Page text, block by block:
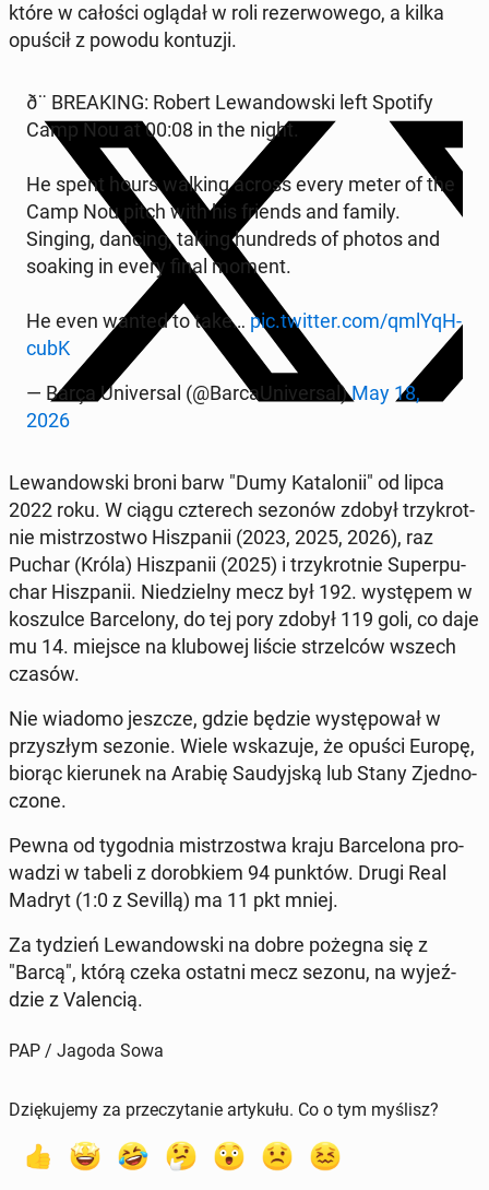
które w całości oglądał w roli re­zer­wo­we­go, a kilka
opuścił z powodu kon­tu­zji.
ð¨ BRE­AKING: Robert Le­wan­dow­ski left Spotify
Camp Nou at 00:08 in the night.
He spent hours walking across every meter of the
Camp Nou pitch with his friends and family.
Singing, dancing, taking hun­dreds of photos and
soaking in every final moment.
He even wanted to take… pic.twitter.com/qm­lY­qH­
cubK
— Barça Uni­ver­sal (@Bar­caU­ni­ver­sal)May 18,
2026
Le­wan­dow­ski broni barw "Dumy Ka­ta­lo­nii" od lipca
2022 roku. W ciągu czte­rech sezonów zdobył trzy­krot­
nie mi­strzo­stwo Hisz­pa­nii (2023, 2025, 2026), raz
Puchar (Króla) Hisz­pa­nii (2025) i trzy­krot­nie Su­per­pu­
char Hisz­pa­nii. Nie­dziel­ny mecz był 192. wy­stę­pem w
ko­szul­ce Bar­ce­lo­ny, do tej pory zdobył 119 goli, co daje
mu 14. miejsce na klu­bo­wej liście strzel­ców wszech
czasów.
Nie wiadomo jeszcze, gdzie będzie wy­stę­po­wał w
przy­szłym sezonie. Wiele wska­zu­je, że opuści Europę,
biorąc kie­ru­nek na Arabię Sau­dyj­ską lub Stany Zjed­no­
czo­ne.
Pewna od ty­go­dnia mi­strzo­stwa kraju Bar­ce­lo­na pro­
wa­dzi w tabeli z do­rob­kiem 94 punktów. Drugi Real
Madryt (1:0 z Sevillą) ma 11 pkt mniej.
Za tydzień Le­wan­dow­ski na dobre pożegna się z
"Barcą", którą czeka ostatni mecz sezonu, na wy­jeź­
dzie z Va­len­cią.
PAP / Jagoda Sowa
Dziękujemy za przeczytanie artykułu. Co o tym myślisz?